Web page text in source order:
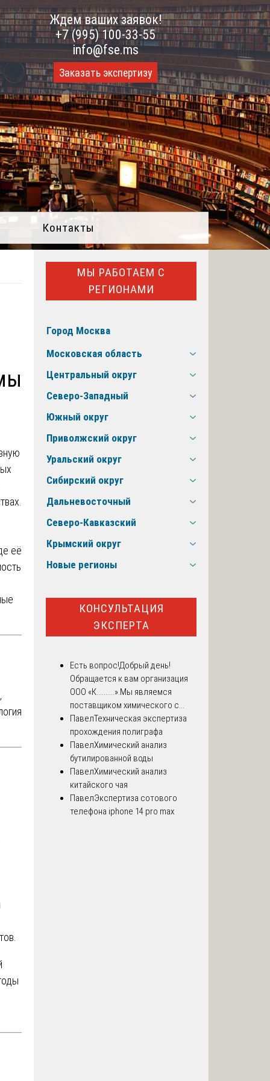
Ждем ваших заявок!
+7 (995) 100-33-55
info@fse.ms
Заказать экспертизу
Контакты
её
МЫ РАБОТАЕМ С
РЕГИОНАМИ
Город Москва
Московская область
Центральный округ
Северо-Западный
Южный округ
Приволжский округ
Уральский округ
Сибирский округ
Дальневосточный
Северо-Кавказский
Крымский округ
Новые регионы
КОНСУЛЬТАЦИЯ
ЭКСПЕРТА
Есть вопрос!Добрый день!
Обращается к вам организация
ООО «К..........».Мы являемся
поставщиком химического с...
ПавелТехническая экспертиза
прохождения полиграфа
ПавелХимический анализ
бутилированной воды
ПавелХимический анализ
китайского чая
ПавелЭкспертиза сотового
телефона iphone 14 pro max